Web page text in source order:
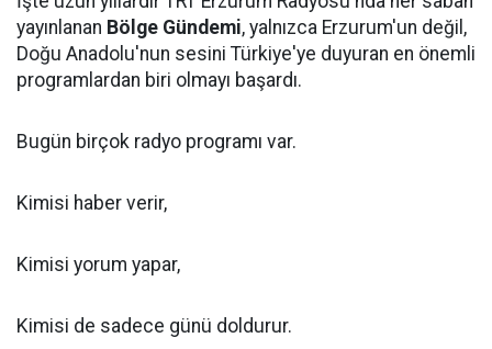
yayınlanan Bölge Gündemi, yalnızca Erzurum'un değil,
Doğu Anadolu'nun sesini Türkiye'ye duyuran en önemli
programlardan biri olmayı başardı.
Bugün birçok radyo programı var.
Kimisi haber verir,
Kimisi yorum yapar,
Kimisi de sadece günü doldurur.